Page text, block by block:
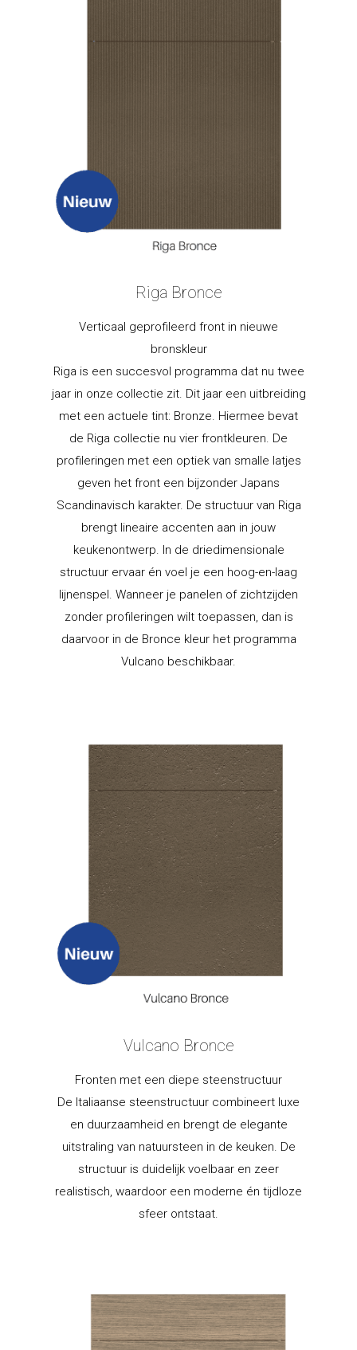
Riga Bronce
Verticaal geprofileerd front in nieuwe
bronskleur
Riga is een succesvol programma dat nu twee
jaar in onze collectie zit. Dit jaar een uitbreiding
met een actuele tint: Bronze. Hiermee bevat
de Riga collectie nu vier frontkleuren. De
profileringen met een optiek van smalle latjes
geven het front een bijzonder Japans
Scandinavisch karakter. De structuur van Riga
brengt lineaire accenten aan in jouw
keukenontwerp. In de driedimensionale
structuur ervaar én voel je een hoog-en-laag
lijnenspel. Wanneer je panelen of zichtzijden
zonder profileringen wilt toepassen, dan is
daarvoor in de Bronce kleur het programma
Vulcano beschikbaar.
Vulcano Bronce
Fronten met een diepe steenstructuur
De Italiaanse steenstructuur combineert luxe
en duurzaamheid en brengt de elegante
uitstraling van natuursteen in de keuken. De
structuur is duidelijk voelbaar en zeer
realistisch, waardoor een moderne én tijdloze
sfeer ontstaat.